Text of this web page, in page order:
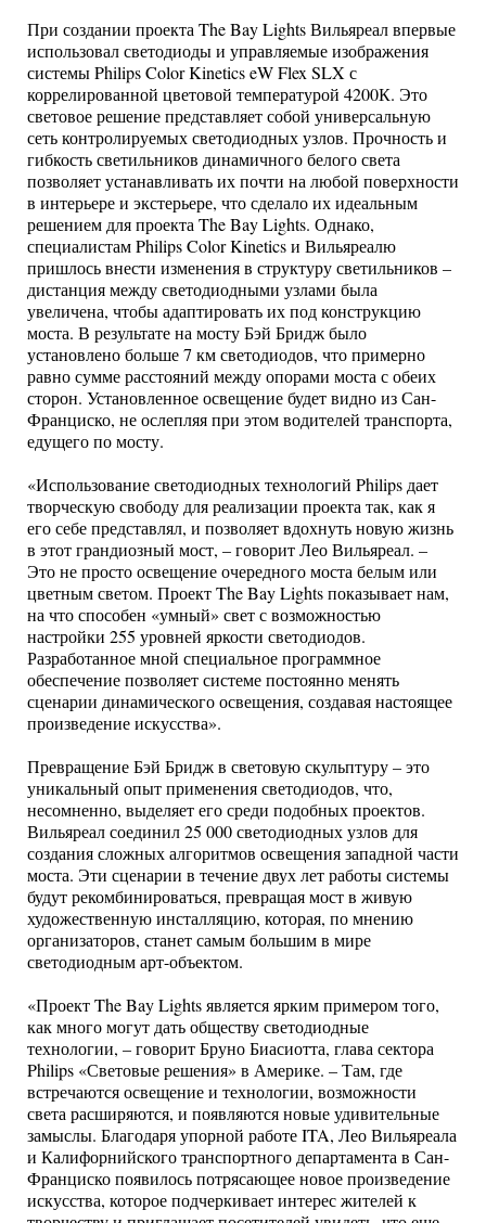
При создании проекта The Bay Lights Вильяреал впервые
использовал светодиоды и управляемые изображения
системы Philips Color Kinetics eW Flex SLX с
коррелированной цветовой температурой 4200К. Это
световое решение представляет собой универсальную
сеть контролируемых светодиодных узлов. Прочность и
гибкость светильников динамичного белого света
позволяет устанавливать их почти на любой поверхности
в интерьере и экстерьере, что сделало их идеальным
решением для проекта The Bay Lights. Однако,
специалистам Philips Color Kinetics и Вильяреалю
пришлось внести изменения в структуру светильников –
дистанция между светодиодными узлами была
увеличена, чтобы адаптировать их под конструкцию
моста. В результате на мосту Бэй Бридж было
установлено больше 7 км светодиодов, что примерно
равно сумме расстояний между опорами моста с обеих
сторон. Установленное освещение будет видно из Сан-
Франциско, не ослепляя при этом водителей транспорта,
едущего по мосту.
«Использование светодиодных технологий Philips дает
творческую свободу для реализации проекта так, как я
его себе представлял, и позволяет вдохнуть новую жизнь
в этот грандиозный мост, – говорит Лео Вильяреал. –
Это не просто освещение очередного моста белым или
цветным светом. Проект The Bay Lights показывает нам,
на что способен «умный» свет с возможностью
настройки 255 уровней яркости светодиодов.
Разработанное мной специальное программное
обеспечение позволяет системе постоянно менять
сценарии динамического освещения, создавая настоящее
произведение искусства».
Превращение Бэй Бридж в световую скульптуру – это
уникальный опыт применения светодиодов, что,
несомненно, выделяет его среди подобных проектов.
Вильяреал соединил 25 000 светодиодных узлов для
создания сложных алгоритмов освещения западной части
моста. Эти сценарии в течение двух лет работы системы
будут рекомбинироваться, превращая мост в живую
художественную инсталляцию, которая, по мнению
организаторов, станет самым большим в мире
светодиодным арт-объектом.
«Проект The Bay Lights является ярким примером того,
как много могут дать обществу светодиодные
технологии, – говорит Бруно Биасиотта, глава сектора
Philips «Световые решения» в Америке. – Там, где
встречаются освещение и технологии, возможности
света расширяются, и появляются новые удивительные
замыслы. Благодаря упорной работе ITA, Лео Вильяреала
и Калифорнийского транспортного департамента в Сан-
Франциско появилось потрясающее новое произведение
искусства, которое подчеркивает интерес жителей к